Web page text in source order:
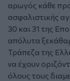
αρωγός κάθε
ασφαλιστικής
30 και 31 της
απόλυτα
Τράπεζα της
να έχουν
όλους τους